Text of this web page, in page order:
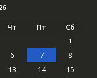
Чт Пт
Сб
1
6 7
8
13 14
15